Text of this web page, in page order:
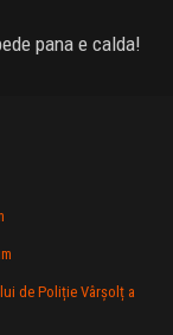
pana e calda!
de Poliție Vârșolț a